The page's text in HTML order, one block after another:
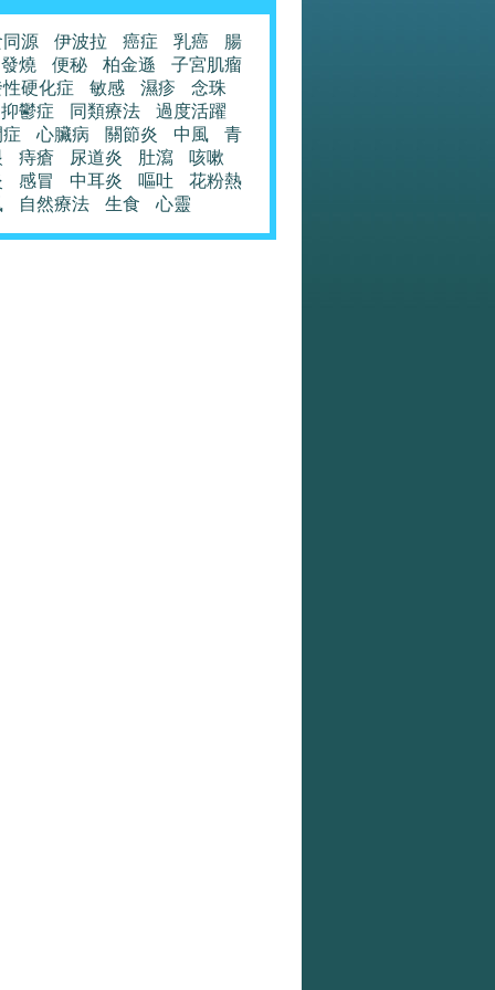
源 伊波拉 癌症 乳癌
腸
發燒
便秘 柏金遜
子宮肌瘤
硬化症
敏感 濕疹
念珠
抑鬱症
同類療法
過度活躍
心臟病 關節炎 中風
青
痔瘡 尿道炎 肚瀉
咳嗽
感冒 中耳炎 嘔吐
花粉熱
自然療法 生食 心靈